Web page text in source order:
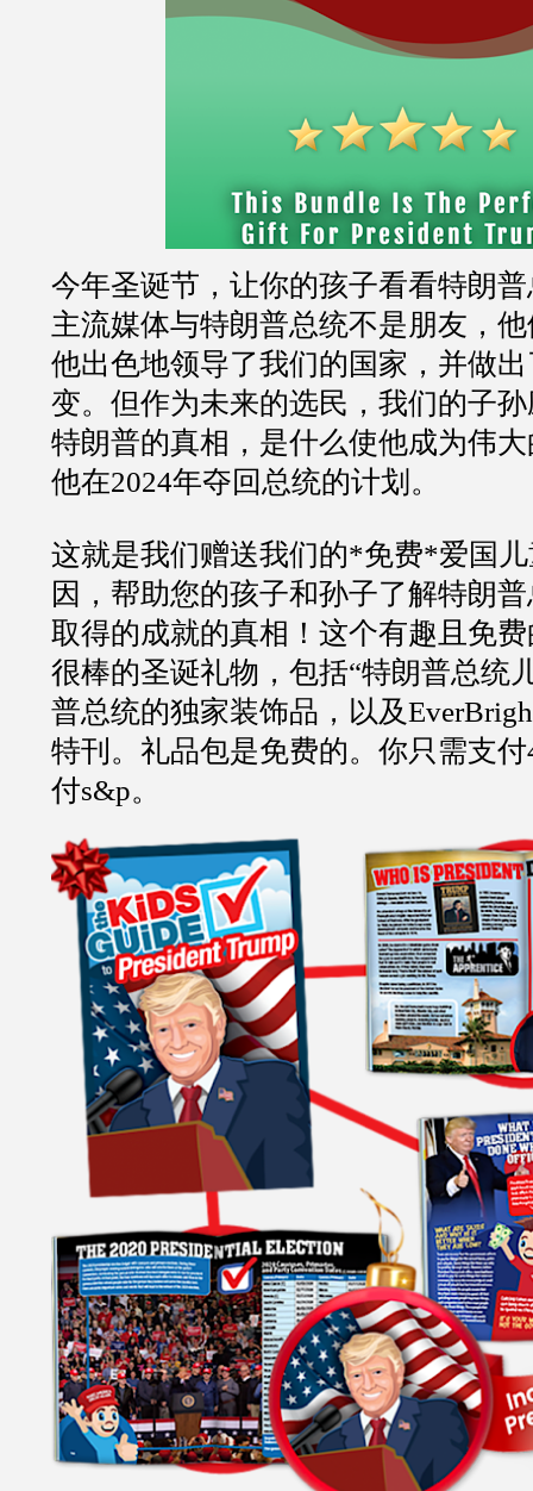
今年圣诞节，让你的孩子看看特朗
主流媒体与特朗普总统不是朋友，
他出色地领导了我们的国家，并做
变。但作为未来的选民，我们的子
特朗普的真相，是什么使他成为伟
他在2024年夺回总统的计划。
这就是我们赠送我们的*免费*爱国
因，帮助您的孩子和孙子了解特朗
取得的成就的真相！这个有趣且免
很棒的圣诞礼物，包括“特朗普总统
普总统的独家装饰品，以及
特刊。礼品包是免费的。你只需支
付s&p。